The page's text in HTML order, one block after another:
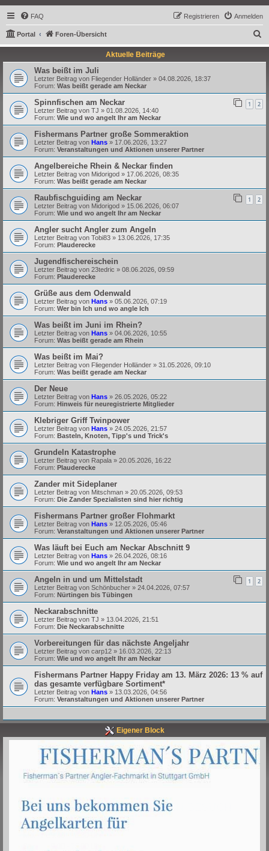
FAQ Anmelden
Registrieren
Portal Foren-Übersicht
u
c
Aktuelle Beiträge
Was beißt im Juli
Letzter Beitrag von Fliegender Holländer » 04.08.2026, 18:37
Forum: Was beißt gerade am Neckar
Spinnfischen am Neckar 1 2
Letzter Beitrag von TJ » 01.08.2026, 14:40
Forum: Wie und wo angelt Ihr am Neckar
Fishermans Partner große Sommeraktion
Letzter Beitrag von Hans » 17.06.2026, 13:27
Forum: Veranstaltungen und Aktionen unserer Partner
Angelbereiche Rhein & Neckar finden
Letzter Beitrag von Midorigod » 17.06.2026, 08:35
Forum: Was beißt gerade am Neckar
Raubfischguiding am Neckar 1 2
Letzter Beitrag von Midorigod » 15.06.2026, 06:07
Forum: Wie und wo angelt Ihr am Neckar
Angler sucht Angler zum Angeln
Letzter Beitrag von Tobi83 » 13.06.2026, 17:35
Forum: Plauderecke
Jugendfischereischein
Letzter Beitrag von 23tedric » 08.06.2026, 09:59
Forum: Plauderecke
Grüße aus dem Odenwald
Letzter Beitrag von Hans » 05.06.2026, 07:19
Forum: Wer bin Ich und wo angle Ich
Was beißt im Juni im Rhein?
Letzter Beitrag von Hans » 04.06.2026, 10:55
Forum: Was beißt gerade am Rhein
Was beißt im Mai?
Letzter Beitrag von Fliegender Holländer » 31.05.2026, 09:10
Forum: Was beißt gerade am Neckar
Der Neue
Letzter Beitrag von Hans » 26.05.2026, 05:22
Forum: Hinweis für neuregistrierte Mitglieder
Klebriger Griff Twinpower
Letzter Beitrag von Hans » 24.05.2026, 21:57
Forum: Basteln, Knoten, Tipp's und Trick's
Grundeln Katastrophe
Letzter Beitrag von Rapala » 20.05.2026, 16:22
Forum: Plauderecke
Zander mit Sideplaner
Letzter Beitrag von Mitschman » 20.05.2026, 09:53
Forum: Die Zander Spezialisten sind hier richtig
Fishermans Partner großer Flohmarkt
Letzter Beitrag von Hans » 12.05.2026, 05:46
Forum: Veranstaltungen und Aktionen unserer Partner
Was läuft bei Euch am Neckar Abschnitt 9
Letzter Beitrag von Hans » 26.04.2026, 08:16
Forum: Wie und wo angelt Ihr am Neckar
Angeln in und um Mittelstadt 1 2
Letzter Beitrag von Schönbucher » 24.04.2026, 07:57
Forum: Nürtingen bis Tübingen
Neckarabschnitte
Letzter Beitrag von TJ » 13.04.2026, 21:51
Forum: Die Neckarabschnitte
Vorbereitungen für das nächste Angeljahr
Letzter Beitrag von carp12 » 16.03.2026, 22:13
Forum: Wie und wo angelt Ihr am Neckar
Fishermans Partner Happy Friday am 13. März 2026: 13 % auf
das gesamte verfügbare Sortiment*
Letzter Beitrag von Hans » 13.03.2026, 04:56
Forum: Veranstaltungen und Aktionen unserer Partner
Eigener Block